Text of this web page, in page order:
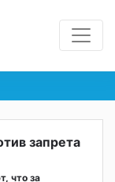
запрета
что за